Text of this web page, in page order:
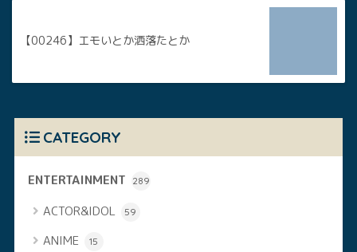
【00246】エモいとか洒落たとか
CATEGORY
ENTERTAINMENT 289
ACTOR&IDOL 59
ANIME 15